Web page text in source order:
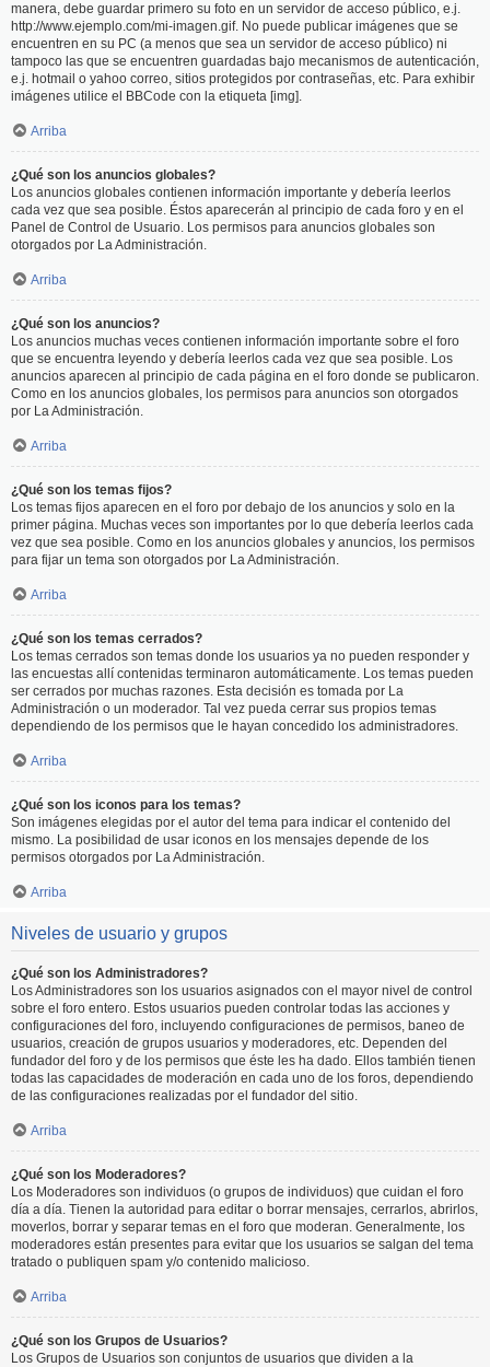
manera, debe guardar primero su foto en un servidor de acceso público, e.j.
http://www.ejemplo.com/mi-imagen.gif. No puede publicar imágenes que se
encuentren en su PC (a menos que sea un servidor de acceso público) ni
tampoco las que se encuentren guardadas bajo mecanismos de autenticación,
e.j. hotmail o yahoo correo, sitios protegidos por contraseñas, etc. Para exhibir
imágenes utilice el BBCode con la etiqueta [img].
Arriba
¿Qué son los anuncios globales?
Los anuncios globales contienen información importante y debería leerlos
cada vez que sea posible. Éstos aparecerán al principio de cada foro y en el
Panel de Control de Usuario. Los permisos para anuncios globales son
otorgados por La Administración.
Arriba
¿Qué son los anuncios?
Los anuncios muchas veces contienen información importante sobre el foro
que se encuentra leyendo y debería leerlos cada vez que sea posible. Los
anuncios aparecen al principio de cada página en el foro donde se publicaron.
Como en los anuncios globales, los permisos para anuncios son otorgados
por La Administración.
Arriba
¿Qué son los temas fijos?
Los temas fijos aparecen en el foro por debajo de los anuncios y solo en la
primer página. Muchas veces son importantes por lo que debería leerlos cada
vez que sea posible. Como en los anuncios globales y anuncios, los permisos
para fijar un tema son otorgados por La Administración.
Arriba
¿Qué son los temas cerrados?
Los temas cerrados son temas donde los usuarios ya no pueden responder y
las encuestas allí contenidas terminaron automáticamente. Los temas pueden
ser cerrados por muchas razones. Esta decisión es tomada por La
Administración o un moderador. Tal vez pueda cerrar sus propios temas
dependiendo de los permisos que le hayan concedido los administradores.
Arriba
¿Qué son los iconos para los temas?
Son imágenes elegidas por el autor del tema para indicar el contenido del
mismo. La posibilidad de usar iconos en los mensajes depende de los
permisos otorgados por La Administración.
Arriba
Niveles de usuario y grupos
¿Qué son los Administradores?
Los Administradores son los usuarios asignados con el mayor nivel de control
sobre el foro entero. Estos usuarios pueden controlar todas las acciones y
configuraciones del foro, incluyendo configuraciones de permisos, baneo de
usuarios, creación de grupos usuarios y moderadores, etc. Dependen del
fundador del foro y de los permisos que éste les ha dado. Ellos también tienen
todas las capacidades de moderación en cada uno de los foros, dependiendo
de las configuraciones realizadas por el fundador del sitio.
Arriba
¿Qué son los Moderadores?
Los Moderadores son individuos (o grupos de individuos) que cuidan el foro
día a día. Tienen la autoridad para editar o borrar mensajes, cerrarlos, abrirlos,
moverlos, borrar y separar temas en el foro que moderan. Generalmente, los
moderadores están presentes para evitar que los usuarios se salgan del tema
tratado o publiquen spam y/o contenido malicioso.
Arriba
¿Qué son los Grupos de Usuarios?
Los Grupos de Usuarios son conjuntos de usuarios que dividen a la